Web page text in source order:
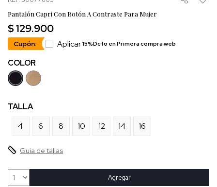
Pantalón Capri Con Botón A Contraste Para Mujer
$ 129.900
Cupón: Aplicar15%Dcto en Primera compra web
COLOR
TALLA
4
6 8 10 12 14 16
Guia de tallas
Agregar